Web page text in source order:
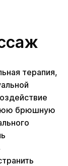
терапия,
брюшную